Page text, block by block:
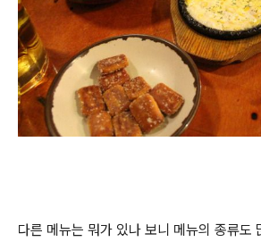
다른 메뉴는 뭐가 있나 보니 메뉴의 종류도